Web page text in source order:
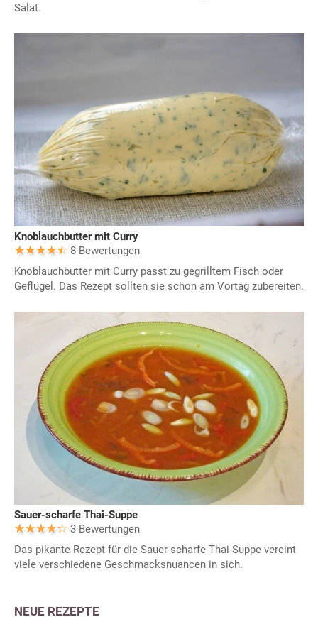
Salat.
Knoblauchbutter mit Curry
8 Bewertungen
Knoblauchbutter mit Curry passt zu gegrilltem Fisch oder
Geflügel. Das Rezept sollten sie schon am Vortag zubereiten.
Sauer-scharfe Thai-Suppe
3 Bewertungen
Das pikante Rezept für die Sauer-scharfe Thai-Suppe vereint
viele verschiedene Geschmacksnuancen in sich.
NEUE REZEPTE